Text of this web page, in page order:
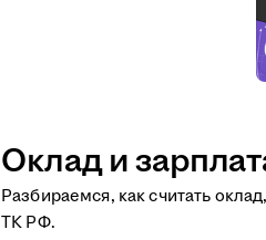
Оклад и
Разбираемся, как считать
ТК РФ.